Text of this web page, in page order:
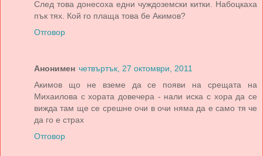
След това донесоха едни чуждоземски китки. Набоцкаха
пък тях. Кой го плаща това бе Акимов?
Отговор
Анонимен четвъртък, 27 октомври, 2011
Акимов що не вземе да се появи на срещата на
Михаилова с хората довечера - нали иска с хора да се
вижда там ще се срешне очи в очи няма да е само тя че
да го е страх
Отговор